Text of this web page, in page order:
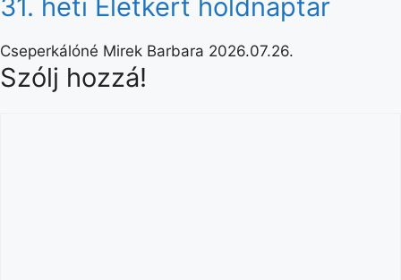
31. heti Életkert holdnaptár
Cseperkálóné Mirek Barbara 2026.07.26.
Szólj hozzá!